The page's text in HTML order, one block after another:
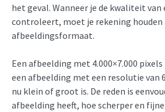
het geval. Wanneer je de kwaliteit van
controleert, moet je rekening
afbeeldingsformaat.
Een afbeelding met 4.000×7.000
een afbeelding met een resolutie van
nu klein of groot is. De reden is
afbeelding heeft, hoe scherper en